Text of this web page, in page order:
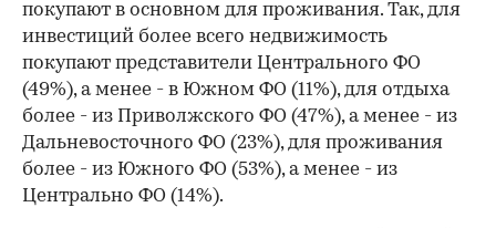
покупают в основном для проживания. Так, для
инвестиций более всего недвижимость
покупают представители Центрального ФО
(49%), а менее - в Южном ФО (11%), для отдыха
более - из Приволжского ФО (47%), а менее - из
Дальневосточного ФО (23%), для проживания
более - из Южного ФО (53%), а менее - из
Центрально ФО (14%).